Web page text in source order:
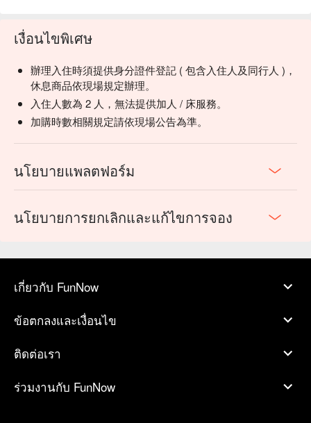
เงื่อนไขพิเศษ
辦理入住時須提供身分證件登記 ( 包含入住人及同行人 )，
休息商品依現場規定辦理。
入住人數為 2 人，無法提供加人 / 床服務。
加購時數相關規定請依現場公告為準。
นโยบายแพลตฟอร์ม
นโยบายการยกเลิกและแก้ไขการจอง
เกี่ยวกับ FunNow
ข้อตกลงและเงื่อนไข
ติดต่อเรา
ร่วมงานกับ FunNow